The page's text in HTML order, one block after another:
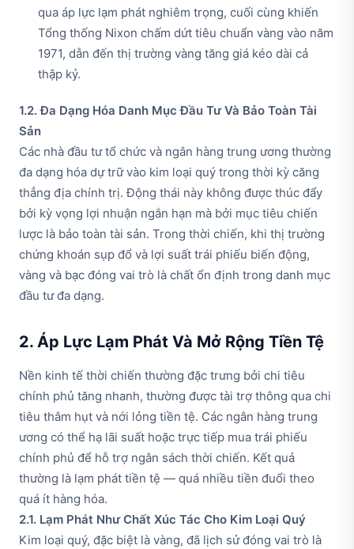
qua áp lực lạm phát nghiêm trọng, cuối cùng khiến
Tổng thống Nixon chấm dứt tiêu chuẩn vàng vào năm
1971, dẫn đến thị trường vàng tăng giá kéo dài cả
thập kỷ.
1.2. Đa Dạng Hóa Danh Mục Đầu Tư Và Bảo Toàn Tài
Sản
Các nhà đầu tư tổ chức và ngân hàng trung ương thường
đa dạng hóa dự trữ vào kim loại quý trong thời kỳ căng
thẳng địa chính trị. Động thái này không được thúc đẩy
bởi kỳ vọng lợi nhuận ngắn hạn mà bởi mục tiêu chiến
lược là bảo toàn tài sản. Trong thời chiến, khi thị trường
chứng khoán sụp đổ và lợi suất trái phiếu biến động,
vàng và bạc đóng vai trò là chất ổn định trong danh mục
đầu tư đa dạng.
2. Áp Lực Lạm Phát Và Mở Rộng Tiền Tệ
Nền kinh tế thời chiến thường đặc trưng bởi chi tiêu
chính phủ tăng nhanh, thường được tài trợ thông qua chi
tiêu thâm hụt và nới lỏng tiền tệ. Các ngân hàng trung
ương có thể hạ lãi suất hoặc trực tiếp mua trái phiếu
chính phủ để hỗ trợ ngân sách thời chiến. Kết quả
thường là lạm phát tiền tệ — quá nhiều tiền đuổi theo
quá ít hàng hóa.
2.1. Lạm Phát Như Chất Xúc Tác Cho Kim Loại Quý
Kim loại quý, đặc biệt là vàng, đã lịch sử đóng vai trò là